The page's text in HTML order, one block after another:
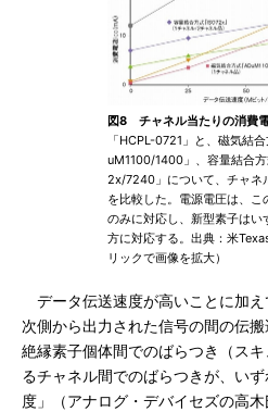
図8 チャネル当たりの消費
「HCPL-0721」と、磁気結
uM1100/1400」、容量結合
2x/7240」について、チャネ
を比較した。電源電圧は、
のみに対応し、新型素子はい
方に対応する。出典：米
リックで画像を拡大）
データ伝送速度が高いことに加え
次側から出力された信号の間の伝
絶縁素子個体間でのばらつき（ス
るチャネル間でのばらつきが、い
度」（アナログ・デバイセズの高